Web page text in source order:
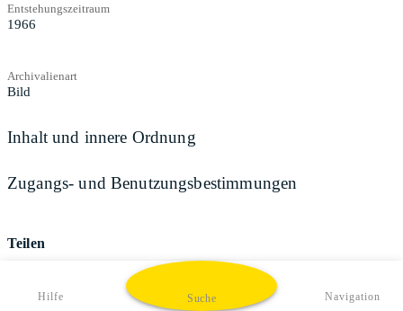
Entstehungszeitraum
1966
Archivalienart
Bild
Inhalt und innere Ordnung
Zugangs- und Benutzungsbestimmungen
Teilen
Hilfe Suche Navigation